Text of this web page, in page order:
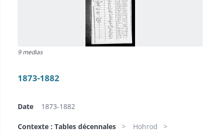
9 medias
1873-1882
Date 1873-1882
Contexte : Tables décennales
Hohrod